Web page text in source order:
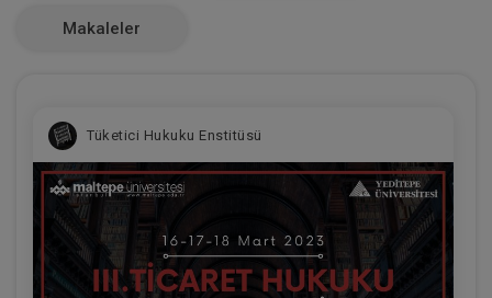
Makaleler
Tüketici Hukuku Enstitüsü